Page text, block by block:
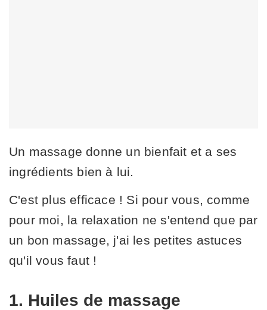
Un massage donne un bienfait et a ses
ingrédients bien à lui.
C'est plus efficace ! Si pour vous, comme
pour moi, la relaxation ne s'entend que par
un bon massage, j'ai les petites astuces
qu'il vous faut !
1. Huiles de massage